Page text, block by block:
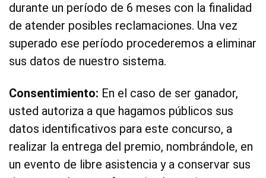
durante un período de 6 meses con la finalidad
de atender posibles reclamaciones. Una vez
superado ese período procederemos a eliminar
sus datos de nuestro sistema.
Consentimiento: En el caso de ser ganador,
usted autoriza a que hagamos públicos sus
datos identificativos para este concurso, a
realizar la entrega del premio, nombrándole, en
un evento de libre asistencia y a conservar sus